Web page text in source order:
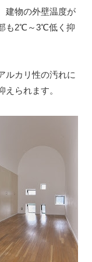
建物の外壁温度が
も2℃～3℃低く抑
ルカリ性の汚れに
られます。